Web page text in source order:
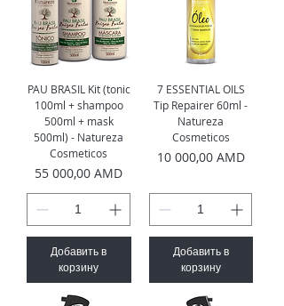
PAU BRASIL Kit (tonic
100ml + shampoo
500ml + mask
500ml) - Natureza
Cosmeticos
Цена
55 000,00 AMD
Добавить в
корзину
7 ESSENTIAL OILS
Tip Repairer 60ml -
Natureza
Cosmeticos
Цена
10 000,00 AMD
Добавить в
корзину